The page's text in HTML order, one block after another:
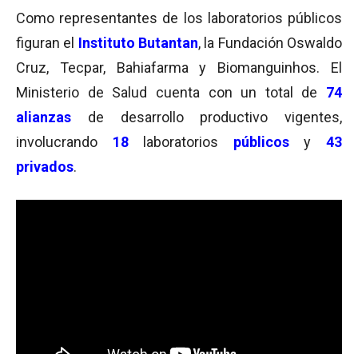
Como representantes de los laboratorios públicos
figuran el Instituto Butantan, la Fundación Oswaldo
Cruz, Tecpar, Bahiafarma y Biomanguinhos. El
Ministerio de Salud cuenta con un total de 74
alianzas de desarrollo productivo vigentes,
involucrando 18 laboratorios públicos y43
privados.